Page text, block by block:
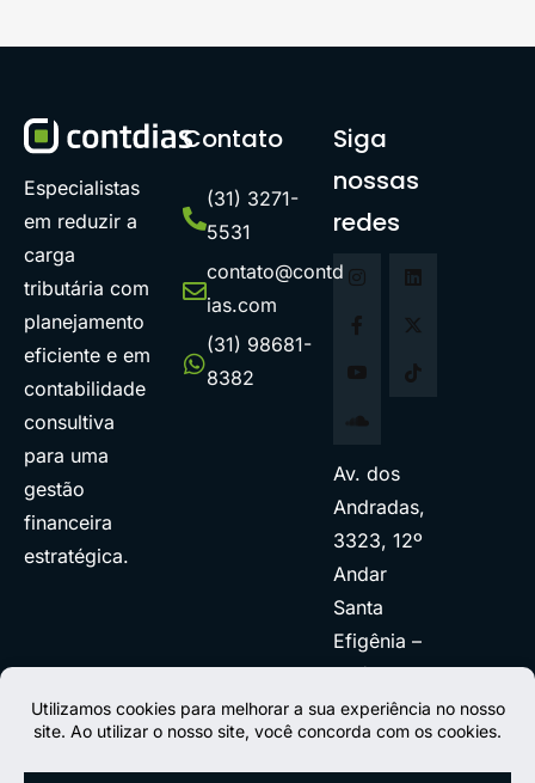
Especialistas
em reduzir a
carga
tributária com
planejamento
eficiente e em
contabilidade
consultiva
para uma
gestão
financeira
estratégica.
Contato
(31) 3271-
5531
contato@contd
ias.com
(31) 98681-
8382
Siga
nossas
redes
Av. dos
Andradas,
3323, 12º
Andar
Santa
Efigênia –
BH/MG.
Como
chegar